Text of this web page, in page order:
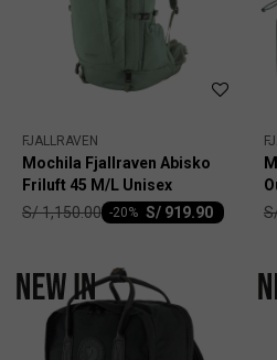
FJALLRAVEN
Mochila Fjallraven Abisko
Friluft 45 M/L Unisex
S/ 919.90
-20
S/1,150.00